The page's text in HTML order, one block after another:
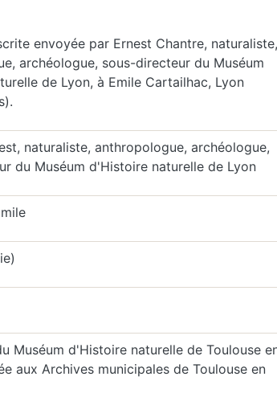
envoyée par Ernest Chantre, naturaliste,
archéologue, sous-directeur du Muséum
de Lyon, à Emile Cartailhac, Lyon
naturaliste, anthropologue, archéologue,
du Muséum d'Histoire naturelle de Lyon
Muséum d'Histoire naturelle de Toulouse
aux Archives municipales de Toulouse en